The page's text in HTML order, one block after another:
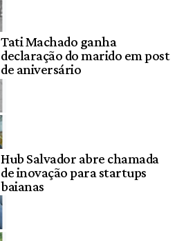
Tati Machado ganha
declaração do marido em post
de aniversário
Hub Salvador abre chamada
de inovação para startups
baianas